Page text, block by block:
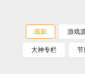
最新 游戏
大神专栏 节